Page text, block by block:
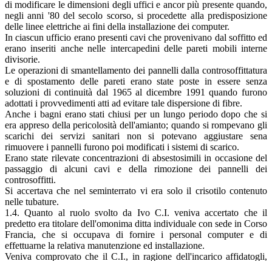
di modificare le dimensioni degli uffici e ancor più presente quando,
negli anni '80 del secolo scorso, si procedette alla predisposizione
delle linee elettriche ai fini della installazione dei computer.
In ciascun ufficio erano presenti cavi che provenivano dal soffitto ed
erano inseriti anche nelle intercapedini delle pareti mobili interne
divisorie.
Le operazioni di smantellamento dei pannelli dalla controsoffittatura
e di spostamento delle pareti erano state poste in essere senza
soluzioni di continuità dal 1965 al dicembre 1991 quando furono
adottati i provvedimenti atti ad evitare tale dispersione di fibre.
Anche i bagni erano stati chiusi per un lungo periodo dopo che si
era appreso della pericolosità dell'amianto; quando si rompevano gli
scarichi dei servizi sanitari non si potevano aggiustare sena
rimuovere i pannelli furono poi modificati i sistemi di scarico.
Erano state rilevate concentrazioni di absestosimili in occasione del
passaggio di alcuni cavi e della rimozione dei pannelli dei
controsoffitti.
Si accertava che nel seminterrato vi era solo il crisotilo contenuto
nelle tubature.
1.4. Quanto al ruolo svolto da Ivo C.I. veniva accertato che il
predetto era titolare dell'omonima ditta individuale con sede in Corso
Francia, che si occupava di fornire i personal computer e di
effettuarne la relativa manutenzione ed installazione.
Veniva comprovato che il C.I., in ragione dell'incarico affidatogli,